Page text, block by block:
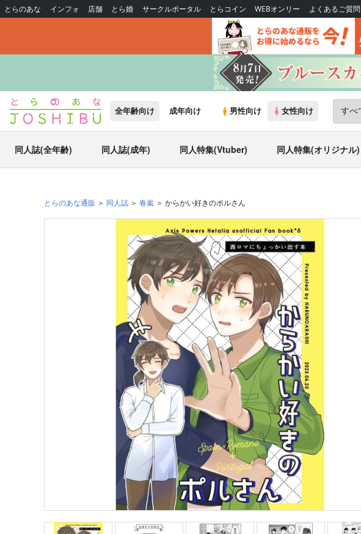
とらのあな インフォ 店舗 とら婚 サークルポータル とらコイン WEBオンリー よくあるご質問
全年齢向け 成年向け 男性向け 女性向け
同人誌(全年齢) 同人誌(成年) 同人特集(Vtuber) 同人特集(オリジナル)
とらのあな通販 同人誌 春嵐 からかい好きのポルさん